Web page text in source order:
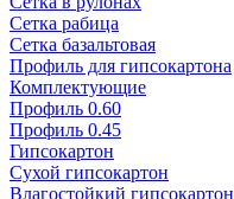
Сетка рабица
Сетка базальтовая
Профиль для гипсокартона
Комплектующие
Профиль 0.60
Профиль 0.45
Гипсокартон
Сухой гипсокартон
Влагостойкий гипсокартон